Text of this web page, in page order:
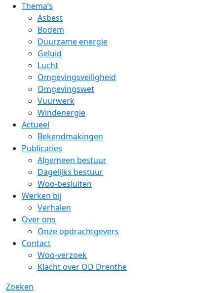
Thema’s
Asbest
Bodem
Duurzame energie
Geluid
Lucht
Omgevingsveiligheid
Omgevingswet
Vuurwerk
Windenergie
Actueel
Bekendmakingen
Publicaties
Algemeen bestuur
Dagelijks bestuur
Woo-besluiten
Werken bij
Verhalen
Over ons
Onze opdrachtgevers
Contact
Woo-verzoek
Klacht over OD Drenthe
Zoeken